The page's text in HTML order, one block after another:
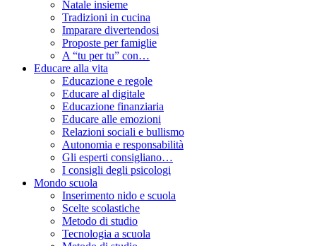
Natale insieme
Tradizioni in cucina
Imparare divertendosi
Proposte per famiglie
A “tu per tu” con…
Educare alla vita
Educazione e regole
Educare al digitale
Educazione finanziaria
Educare alle emozioni
Relazioni sociali e bullismo
Autonomia e responsabilità
Gli esperti consigliano…
I consigli degli psicologi
Mondo scuola
Inserimento nido e scuola
Scelte scolastiche
Metodo di studio
Tecnologia a scuola